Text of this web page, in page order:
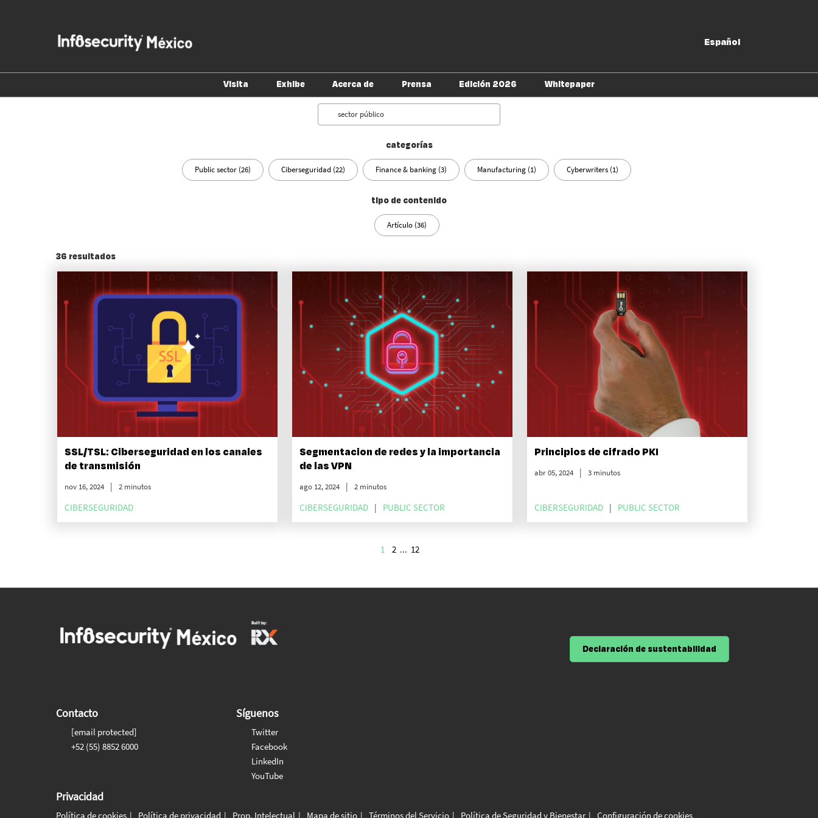
contenido
Español
Visita
Premios Infosecurity
Exhibe
Soluciones digitales
Cuídate de fraudes
Acerca de
Alianzas
Prensa
Política de acreditación
Edición 2026
Directorio de Expositores
Conferencias
Whitepaper
categorías
Public sector (26) Ciberseguridad (22) Finance & banking (3) Manufacturing (1) Cyberwriters (1)
tipo de contenido
Artículo (36)
36 resultados
SSL/TSL: Ciberseguridad en los canales
de transmisión
nov 16, 2024 2 minutos
CIBERSEGURIDAD
Segmentacion de redes y la importancia
de las VPN
ago 12, 2024 2 minutos
CIBERSEGURIDAD PUBLIC SECTOR
Principios de cifrado PKI
abr 05, 2024 3 minutos
CIBERSEGURIDAD PUBLIC SECTOR
1 2 ... 12
Declaración de sustentabilidad
Contacto
[email protected]
+52 (55) 8852 6000
Síguenos
Twitter
Facebook
LinkedIn
YouTube
Privacidad
Política de cookies Política de privacidad Prop. Intelectual Mapa de sitio Términos del Servicio Política de Seguridad y Bienestar Configuración de cookies